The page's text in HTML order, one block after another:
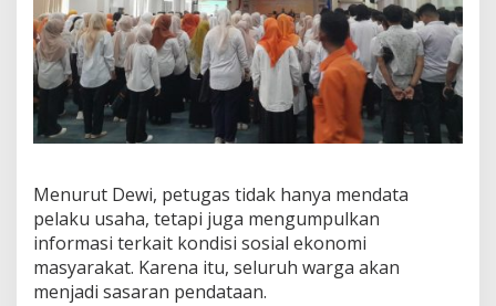
n
a
n
g
Menurut Dewi, petugas tidak hanya mendata
pelaku usaha, tetapi juga mengumpulkan
informasi terkait kondisi sosial ekonomi
masyarakat. Karena itu, seluruh warga akan
menjadi sasaran pendataan.